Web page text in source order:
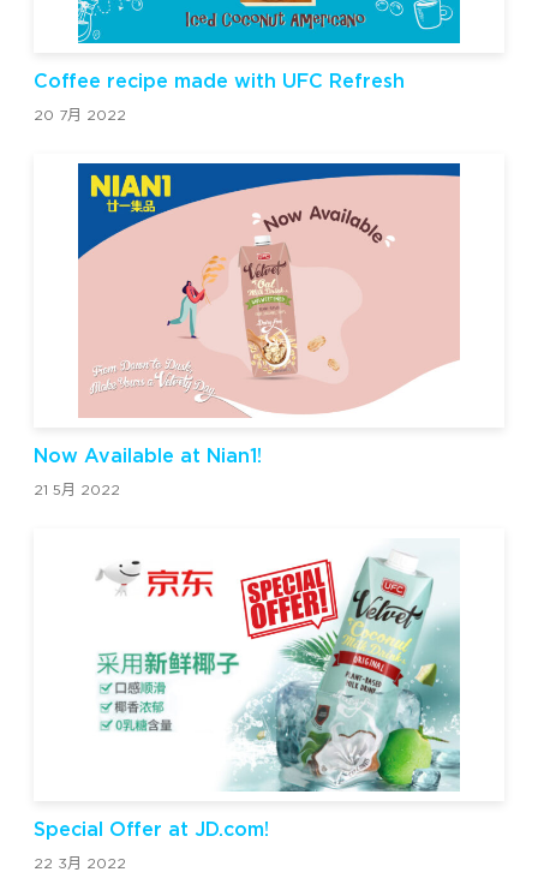
Coffee recipe made with UFC Refresh
20 7月 2022
Now Available at Nian1!
21 5月 2022
Special Offer at JD.com!
22 3月 2022